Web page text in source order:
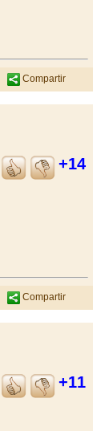
Compartir
+14
Compartir
+11